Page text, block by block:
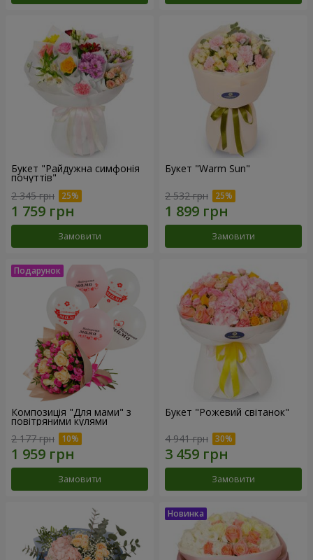
Букет "Райдужна симфонія
почуттів"
2 345 грн
Замовити
Букет "Warm Sun"
2 532 грн
Замовити
Композиція "Для мами" з
повітряними кулями
2 177 грн
Замовити
Букет "Рожевий світанок"
4 941 грн
Замовити